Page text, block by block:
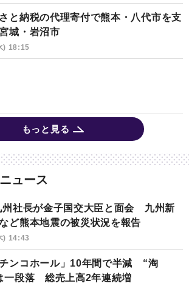
と納税の代理寄付で熊本・八代市を支
城・岩沼市
) 18:15
もっと見る
ュース
州社長が金子国交大臣と面会 九州新
ど熊本地震の被災状況を報告
) 14:43
チンコホール」10年間で半減 “淘
一段落 総売上高2年連続増